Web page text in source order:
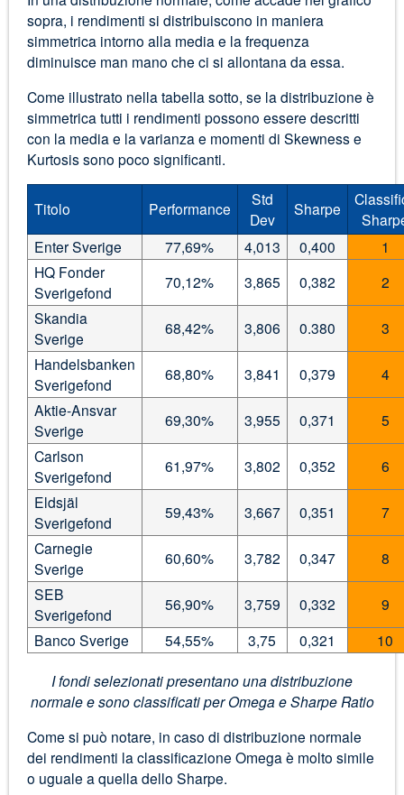
sopra, i rendimenti si distribuiscono in maniera
simmetrica intorno alla media e la frequenza
diminuisce man mano che ci si allontana da essa.
Come illustrato nella tabella sotto, se la distribuzione è
simmetrica tutti i rendimenti possono essere descritti
con la media e la varianza e momenti di Skewness e
Kurtosis sono poco significanti.
Titolo Performance
Std
Dev
Sharpe
Enter Sverige
77,69% 4,013 0,400
1
HQ Fonder
Sverigefond
70,12% 3,865 0,382
2
Skandia
Sverige
68,42% 3,806 0.380
3
Handelsbanken
Sverigefond
68,80% 3,841 0,379
4
Aktie-Ansvar
Sverige
69,30% 3,955 0,371
5
Carlson
Sverigefond
61,97% 3,802 0,352
6
Eldsjäl
Sverigefond
59,43% 3,667 0,351
7
Carnegie
Sverige
60,60% 3,782 0,347
8
SEB
Sverigefond
56,90% 3,759 0,332
9
Banco Sverige
54,55% 3,75 0,321 10
I fondi selezionati presentano una distribuzione
normale e sono classificati per Omega e Sharpe Ratio
Come si può notare, in caso di distribuzione normale
dei rendimenti la classificazione Omega è molto simile
o uguale a quella dello Sharpe.